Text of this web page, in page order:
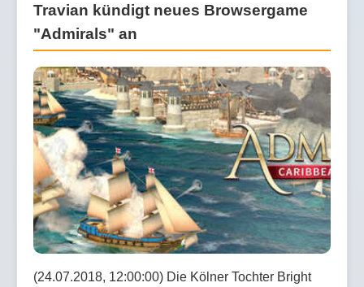
Travian kündigt neues Browsergame
"Admirals" an
(24.07.2018, 12:00:00) Die Kölner Tochter Bright